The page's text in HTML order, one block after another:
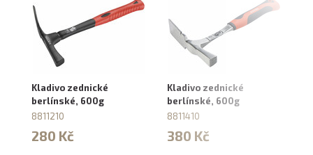
Kladivo zednické
berlínské, 600g
8811210
280 Kč
Kladivo zednické
berlínské, 600g
8811410
380 Kč